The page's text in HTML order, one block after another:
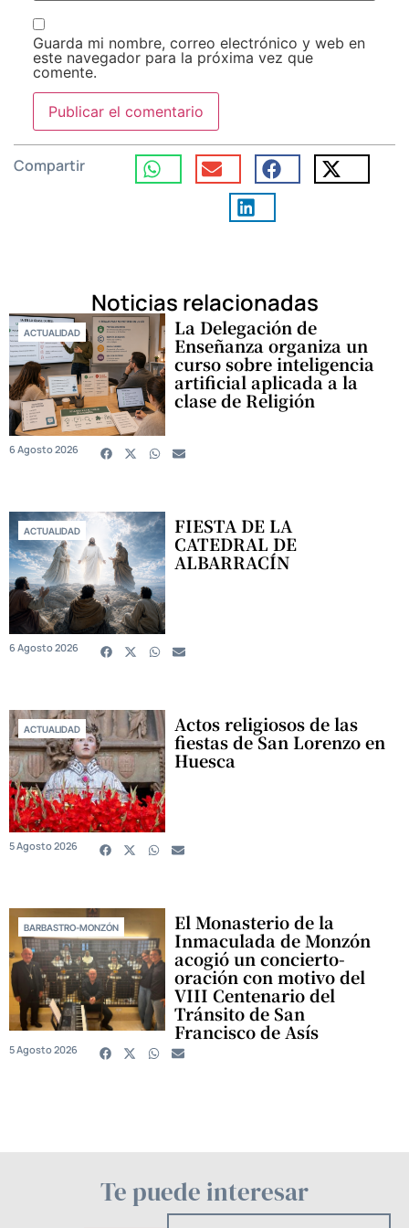
Guarda mi nombre, correo electrónico y web en
este navegador para la próxima vez que
comente.
Compartir
Noticias relacionadas
ACTUALIDAD La Delegación de
Enseñanza organiza un
curso sobre inteligencia
artificial aplicada a la
clase de Religión
6 Agosto 2026
ACTUALIDAD FIESTA DE LA
CATEDRAL DE
ALBARRACÍN
6 Agosto 2026
ACTUALIDAD Actos religiosos de las
fiestas de San Lorenzo en
Huesca
5 Agosto 2026
BARBASTRO-MONZÓN El Monasterio de la
Inmaculada de Monzón
acogió un concierto-
oración con motivo del
VIII Centenario del
Tránsito de San
Francisco de Asís
5 Agosto 2026
Te puede interesar